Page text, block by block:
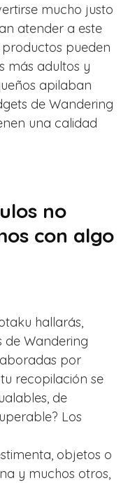
mucho justo
atender a este
pueden
más adultos y
apilaban
de Wandering
una calidad
no
con algo
hallarás,
de Wandering
por
recopilación se
de
Los
objetos o
y muchos otros,